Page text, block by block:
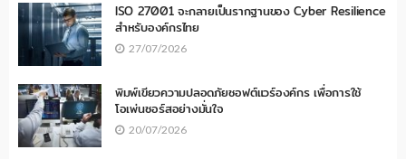
ISO 27001 จะกลายเป็นรากฐานของ Cyber Resilience
สำหรับองค์กรไทย
27/07/2026
พิมพ์เขียวความปลอดภัยซอฟต์แวร์องค์กร เพื่อการใช้
โอเพ่นซอร์สอย่างมั่นใจ
20/07/2026